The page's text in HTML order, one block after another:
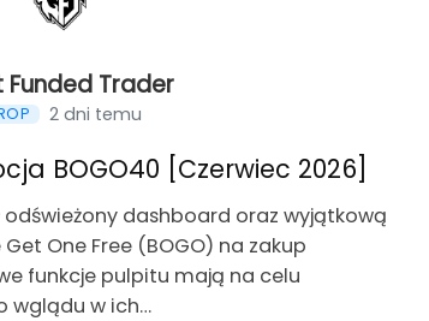
Funded Trader
2 dni temu
BOGO40 [Czerwiec 2026]
dashboard oraz wyjątkową
One Free (BOGO) na zakup
funkcje pulpitu mają na celu
wglądu w ich…